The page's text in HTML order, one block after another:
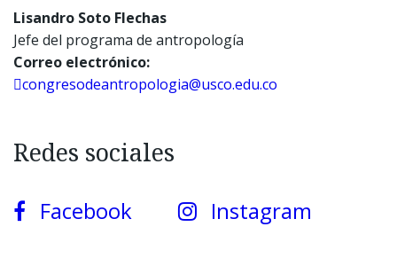
Lisandro Soto Flechas
Jefe del programa de antropología
Correo electrónico:
congresodeantropologia@usco.edu.co
Redes sociales
Facebook Instagram